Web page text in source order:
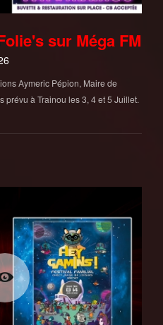
sur Méga FM
Aymeric Pépion, Maire de
prévu à Trainou les 3, 4 et 5 Juillet.